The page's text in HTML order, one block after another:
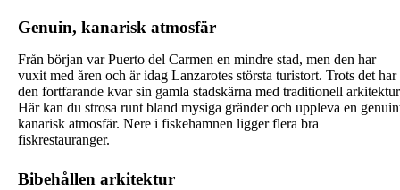
Genuin, kanarisk atmosfär
Från början var Puerto del Carmen en mindre stad, men den har
vuxit med åren och är idag Lanzarotes största turistort. Trots det har
den fortfarande kvar sin gamla stadskärna med traditionell
Här kan du strosa runt bland mysiga gränder och uppleva en
kanarisk atmosfär. Nere i fiskehamnen ligger flera bra
fiskrestauranger.
Bibehållen arkitektur